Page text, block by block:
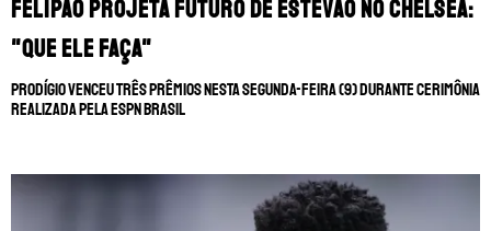
Felipão projeta futuro de Estêvão no Chelsea:
"Que ele faça"
Prodígio venceu três prêmios nesta segunda-feira (9) durante cerimônia
realizada pela ESPN Brasil